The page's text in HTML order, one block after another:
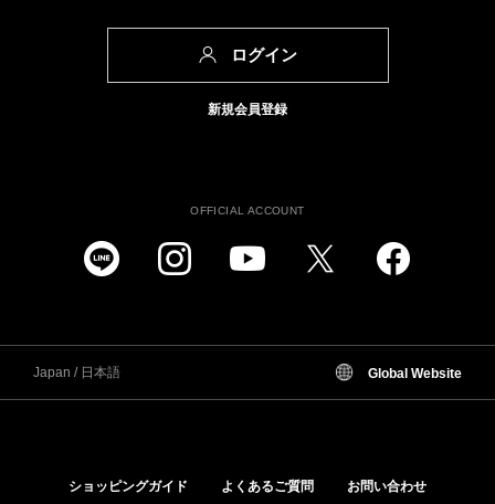
ログイン
新規会員登録
OFFICIAL ACCOUNT
Japan / 日本語 Global Website
ショッピングガイド よくあるご質問 お問い合わせ